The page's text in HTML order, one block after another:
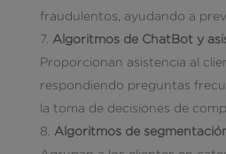
fraudulentos, ayudando a
Algoritmos de ChatBot y
Proporcionan asistencia al
respondiendo preguntas
la toma de decisiones de
Algoritmos de